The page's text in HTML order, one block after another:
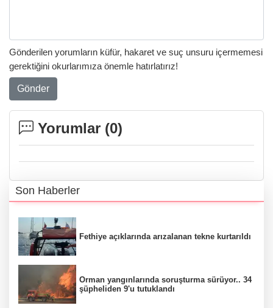
Gönderilen yorumların küfür, hakaret ve suç unsuru içermemesi
gerektiğini okurlarımıza önemle hatırlatırız!
Gönder
Yorumlar (0)
Son Haberler
Fethiye açıklarında arızalanan tekne kurtarıldı
Orman yangınlarında soruşturma sürüyor.. 34
şüpheliden 9'u tutuklandı